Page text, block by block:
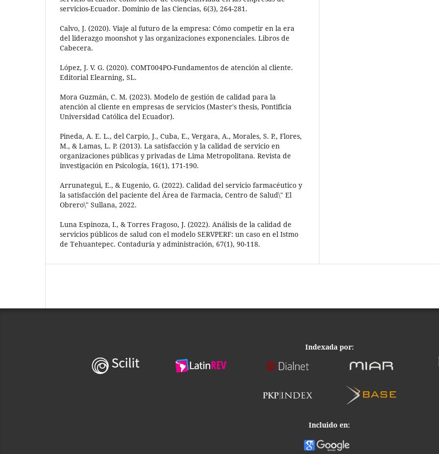
servicios-Ecuador. Dominio de las Ciencias, 6(3), 264-281.
Calvo, J. (2020). Viaje al futuro de la empresa: Cómo competir en la era
del liderazgo moonshot y las organizaciones exponenciales. Libros de
Cabecera.
López, J. V. G. (2020). COMT004PO-Fundamentos de atención al cliente.
Editorial Elearning, SL.
Mora Guzmán, C. M. (2023). Modelo de gestión de calidad para la
atención al cliente en empresas de servicios (Master's thesis, Pontificia
Universidad Católica del Ecuador).
Pineda, A. E. L., del Carpio, J., Cuba, E., Vergara, A., Morales, S. P., Flores,
M., & Lamas, L. P. (2013). La satisfacción y la calidad de servicio en
organizaciones públicas y privadas de Lima Metropolitana. Revista de
investigación en Psicología, 16(1), 171-190.
Arrunategui, E., & Eugenio, G. (2022). Calidad del servicio farmacéutico y
la satisfacción del paciente del Área de Farmacia, Centro de Salud\" El
Obrero\" Sullana, 2022.
Luna Espinoza, I., & Torres Fragoso, J. (2022). Análisis de la calidad de
servicios públicos de salud con el modelo SERVPERF: un caso en el Istmo
de Tehuantepec. Contaduría y administración, 67(1), 90-118.
Indexada por:
Incluido en: